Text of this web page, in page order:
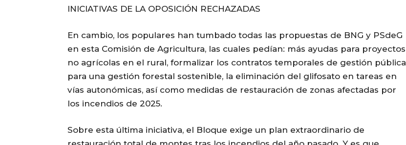
INICIATIVAS DE LA OPOSICIÓN RECHAZADAS
En cambio, los populares han tumbado todas las propuestas de BNG y PSdeG
en esta Comisión de Agricultura, las cuales pedían: más ayudas para proyectos
no agrícolas en el rural, formalizar los contratos temporales de gestión pública
para una gestión forestal sostenible, la eliminación del glifosato en tareas en
vías autonómicas, así como medidas de restauración de zonas afectadas por
los incendios de 2025.
Sobre esta última iniciativa, el Bloque exige un plan extraordinario de